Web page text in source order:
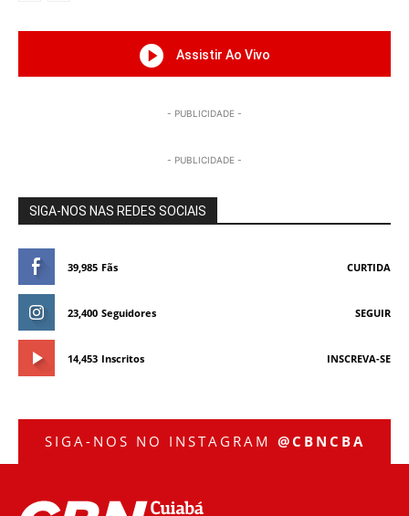
Assistir Ao Vivo
- PUBLICIDADE -
- PUBLICIDADE -
SIGA-NOS NAS REDES SOCIAIS
39,985 Fãs CURTIDA
23,400 Seguidores SEGUIR
14,453 Inscritos INSCREVA-SE
SIGA-NOS NO INSTAGRAM @CBNCBA